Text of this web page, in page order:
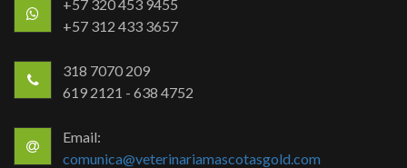
+57 320 453 9455
+57 312 433 3657
318 7070 209
619 2121 - 638 4752
Email:
comunica@veterinariamascotasgold.com